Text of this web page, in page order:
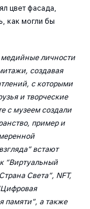
цвет фасада,
как могли бы
медийные личности
создавая
с которыми
и творческие
с музеем создали
пример и
встают
“Виртуальный
Света”, NFT,
памяти”, а также